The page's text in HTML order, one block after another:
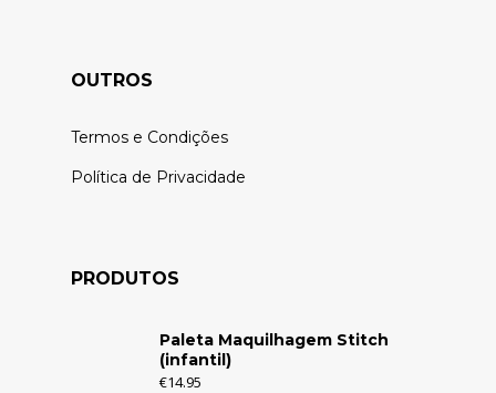
OUTROS
Termos e Condições
Política de Privacidade
PRODUTOS
Paleta Maquilhagem Stitch
(infantil)
€14.95